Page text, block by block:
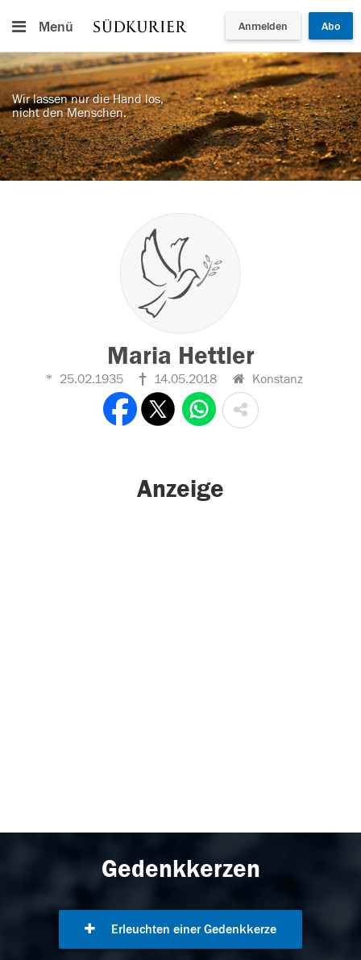
Menü Anmelden Abo
Wir lassen nur die Hand los,
nicht den Menschen.
Maria Hettler
25.02.1935 14.05.2018 Konstanz
Anzeige
Gedenkkerzen
Erleuchten einer Gedenkkerze